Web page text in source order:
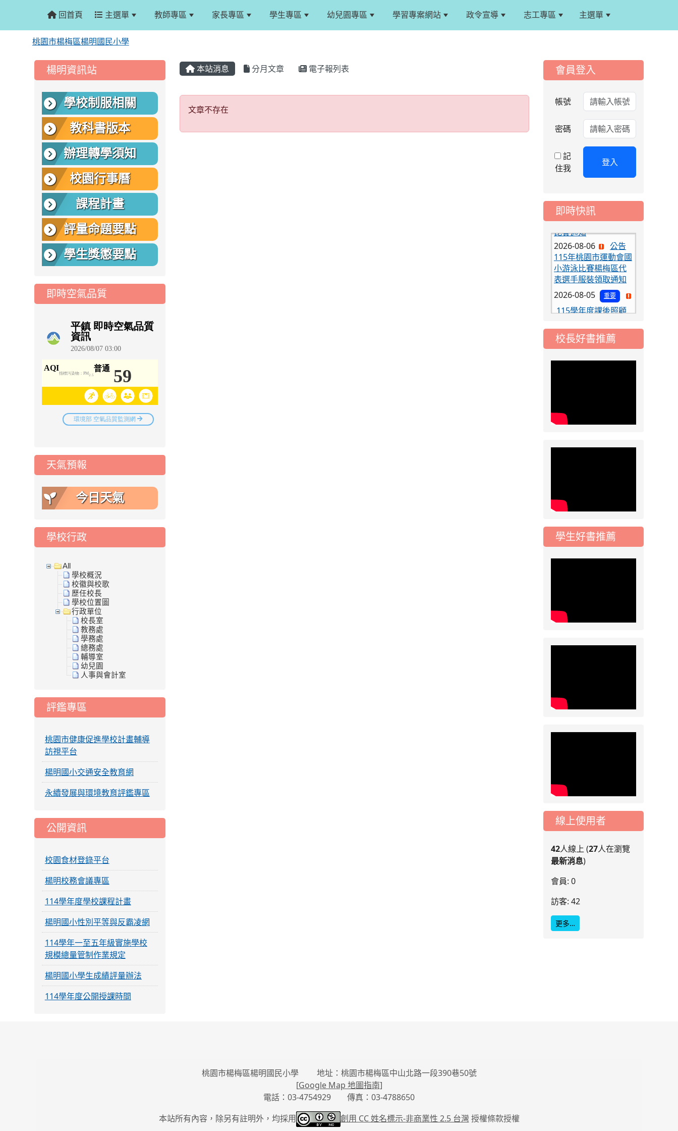
回首頁 主選單 教師專區 家長專區 學生專區 幼兒園專區 學習專案網站 政令宣導 志工專區 主選單
桃園市楊梅區楊明國民小學
本站消息 分月文章 電子報列表
文章不存在
文章不存在
::: 楊明資訊站
學校制服相關
教科書版本
辦理轉學須知
校園行事曆
課程計畫
評量命題要點
學生獎懲要點
即時空氣品質
天氣預報
今日天氣
學校行政
All
學校概況
校徽與校歌
歷任校長
學校位置圖
行政單位
校長室
教務處
學務處
總務處
輔導室
幼兒園
人事與會計室
評鑑專區
桃園市健康促進學校計畫輔導
訪視平台
楊明國小交通安全教育網
永續發展與環境教育評鑑專區
公開資訊
校園食材登錄平台
楊明校務會議專區
114學年度學校課程計畫
楊明國小性別平等與反霸凌網
114學年一至五年級實施學校
規模總量管制作業規定
楊明國小學生成績評量辦法
114學年度公開授課時間
::: 會員登入
帳號
密碼
記
住我
登入
即時快訊
115年桃園市運動會國
小游泳比賽楊梅區代
表選手服裝領取通知
2026-08-05
重要
115學年度課後照顧
服務班教師甄選簡章
115學年度一、三、
五年級常態編班結果
停」一案，請各位用
路人留意
2026-08-06
115年桃園市運動會國
表選手服裝領取通知
2026-08-05
重要
五年級常態編班結果
2026-07-31
公告
2026-07-17
公告
動會國小游泳比賽楊
校長好書推薦
學生好書推薦
線上使用者
42人線上 (27人在瀏覽
最新消息)
會員: 0
訪客: 42
更多…
桃園市楊梅區楊明國民小學 地址：桃園市楊梅區中山北路一段390巷50號
[Google Map 地圖指南]
電話：03-4754929 傳真：03-4788650
本站所有內容，除另有註明外，均採用
創用 CC 姓名標示-非商業性 2.5 台灣 授權條款授權